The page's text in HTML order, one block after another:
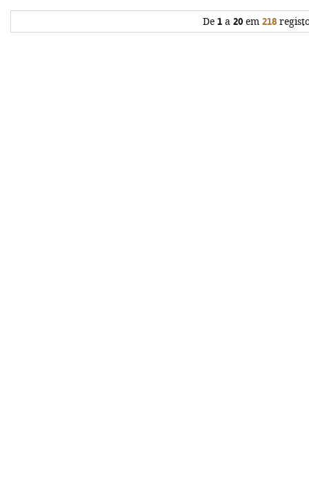
De 1 a 20 em 218